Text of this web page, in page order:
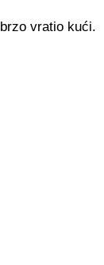
vratio kući.